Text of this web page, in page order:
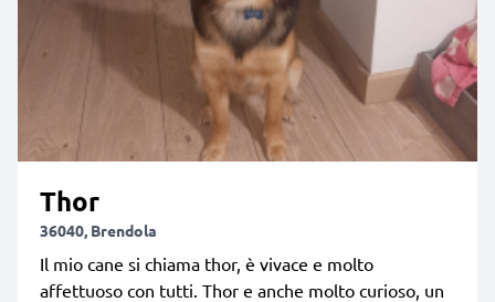
Thor
36040, Brendola
Il mio cane si chiama thor, è vivace e molto
affettuoso con tutti. Thor e anche molto curioso, un